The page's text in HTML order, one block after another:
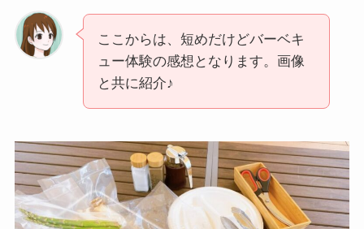
ここからは、短めだけどバーベキ
ュー体験の感想となります。画像
と共に紹介♪